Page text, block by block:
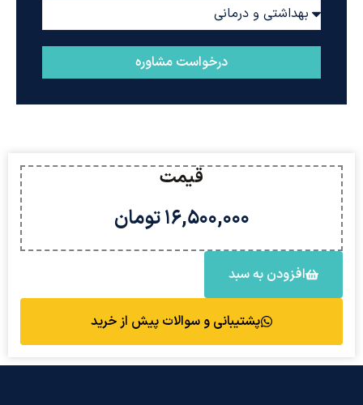
درخواست مشاوره
قیمت
۱۶,۵۰۰,۰۰۰تومان
افزودن‌ به سبد
پشتیبانی و سوالات پیش از خرید